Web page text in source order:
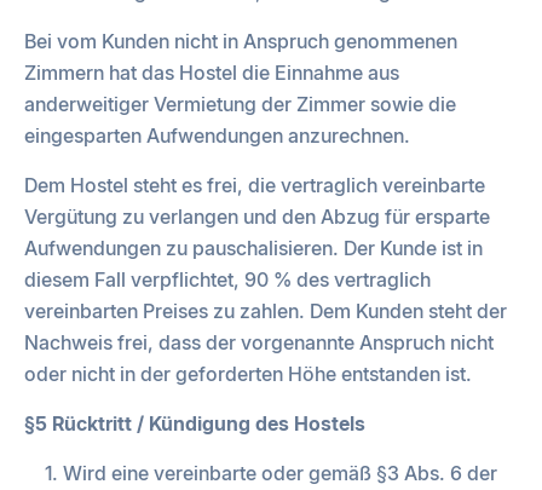
Bei vom Kunden nicht in Anspruch genommenen
Zimmern hat das Hostel die Einnahme aus
anderweitiger Vermietung der Zimmer sowie die
eingesparten Aufwendungen anzurechnen.
Dem Hostel steht es frei, die vertraglich vereinbarte
Vergütung zu verlangen und den Abzug für ersparte
Aufwendungen zu pauschalisieren. Der Kunde ist in
diesem Fall verpflichtet, 90 % des vertraglich
vereinbarten Preises zu zahlen. Dem Kunden steht der
Nachweis frei, dass der vorgenannte Anspruch nicht
oder nicht in der geforderten Höhe entstanden ist.
§5 Rücktritt / Kündigung des Hostels
Wird eine vereinbarte oder gemäß §3 Abs. 6 der